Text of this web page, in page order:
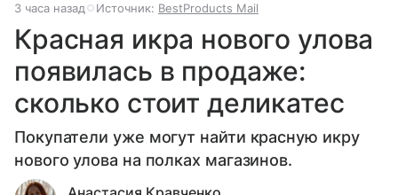
3 часа назад Источник: BestProducts Mail
Красная икра нового улова
появилась в продаже:
сколько стоит деликатес
Покупатели уже могут найти красную икру
нового улова на полках магазинов.